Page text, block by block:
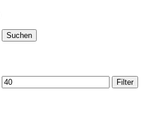
Suchen
Max.
Preis
Filter